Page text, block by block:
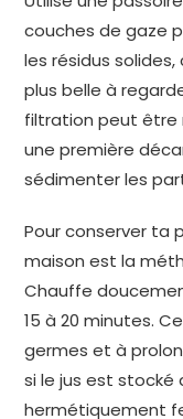
couches de gaze
les résidus
plus belle à
filtration peut être
une première
sédimenter les
Pour conserver ta
maison est la
Chauffe
15 à 20 minutes.
germes et à
si le jus est stocké
hermétiquement